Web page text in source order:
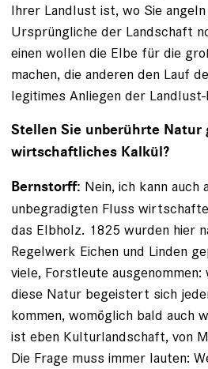
Ihrer Landlust ist, wo Sie
Ursprüngliche der Landschaft
einen wollen die Elbe für die
machen, die anderen den Lauf
legitimes Anliegen der Landlust-
Stellen Sie unberührte Natur
wirtschaftliches Kalkül?
Bernstorff: Nein, ich kann auch
unbegradigten Fluss
das Elbholz. 1825 wurden hier
Regelwerk Eichen und Linden
viele, Forstleute
diese Natur begeistert sich
kommen, womöglich bald auch
ist eben Kulturlandschaft, von
Die Frage muss immer lauten: